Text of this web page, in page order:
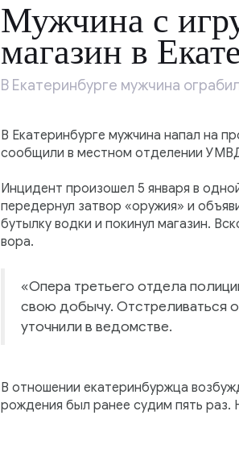
Мужчина с
магазин в
В Екатеринбурге мужчина
В Екатеринбурге мужчина напал на
сообщили в местном отделении
Инцидент произошел 5 января в
передернул затвор «оружия» и
бутылку водки и покинул магазин.
вора.
«Опера третьего отдела
свою добычу. Отстреливаться
уточнили в ведомстве.
В отношении екатеринбуржца
рождения был ранее судим пять